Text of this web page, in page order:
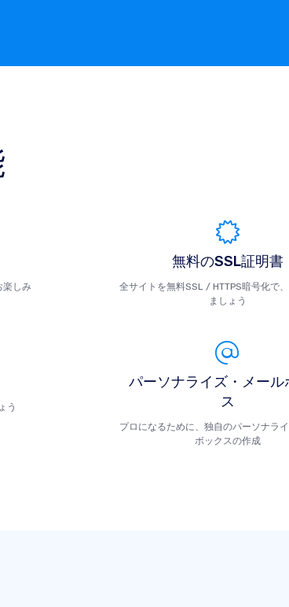
楽しみ
無料のSSL証明書
全サイトを無料SSL / HTTPS暗号化で
ましょう
う
パーソナライズ・メール
ス
プロになるために、独自のパーソナラ
ボックスの作成